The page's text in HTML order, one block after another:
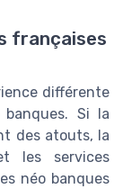
françaises
différente
Si la
des atouts, la
les services
néo banques